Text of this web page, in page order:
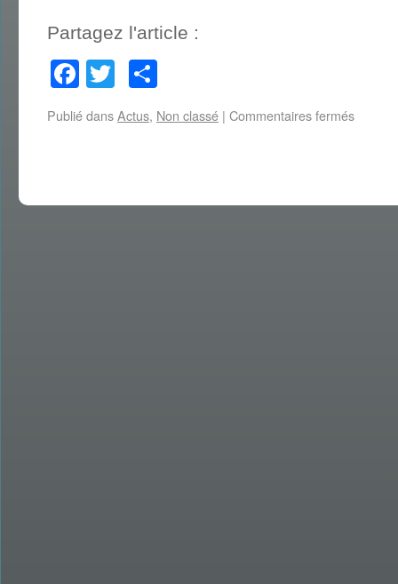
Partagez l'article :
Facebook
Twitter
Publié dansActus, Non classé | Commentaires fermés